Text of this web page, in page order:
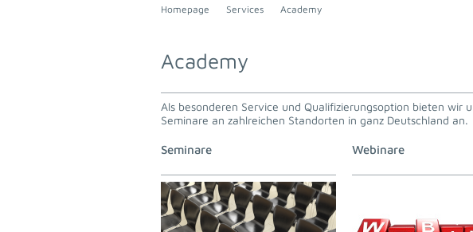
Homepage Services Academy
Academy
Als besonderen Service und Qualifizierungsoption bieten wir
Seminare an zahlreichen Standorten in ganz Deutschland an.
Seminare Webinare